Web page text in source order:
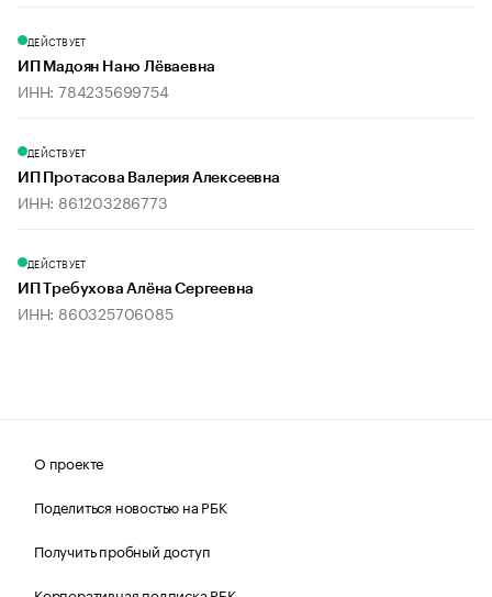
ДЕЙСТВУЕТ
ИП Мадоян Нано Лёваевна
ИНН: 784235699754
ДЕЙСТВУЕТ
ИП Протасова Валерия Алексеевна
ИНН: 861203286773
ДЕЙСТВУЕТ
ИП Требухова Алёна Сергеевна
ИНН: 860325706085
О проекте
Поделиться новостью на РБК
Получить пробный доступ